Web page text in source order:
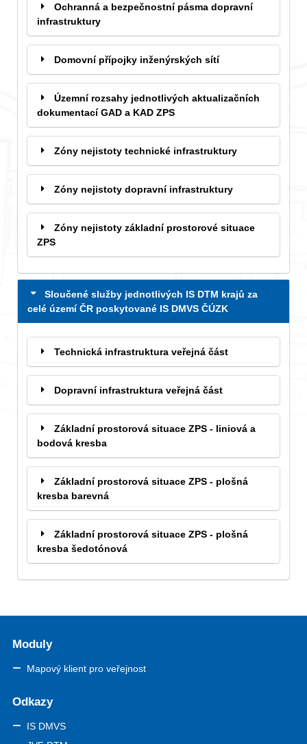
Ochranná a bezpečnostní pásma dopravní
infrastruktury
Domovní přípojky inženýrských sítí
Územní rozsahy jednotlivých aktualizačních
dokumentací GAD a KAD ZPS
Zóny nejistoty technické infrastruktury
Zóny nejistoty dopravní infrastruktury
Zóny nejistoty základní prostorové situace
ZPS
Sloučené služby jednotlivých IS DTM krajů za
celé území ČR poskytované IS DMVS ČÚZK
Technická infrastruktura veřejná část
Dopravní infrastruktura veřejná část
Základní prostorová situace ZPS - liniová a
bodová kresba
Základní prostorová situace ZPS - plošná
kresba barevná
Základní prostorová situace ZPS - plošná
kresba šedotónová
Moduly
Mapový klient pro veřejnost
Odkazy
IS DMVS